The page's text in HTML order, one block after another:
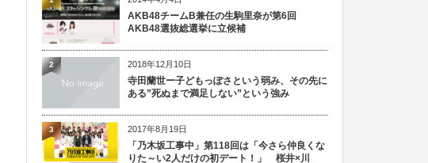
AKB48チームB兼任の生駒里奈が第6回
AKB48選抜総選挙に立候補
2018年12月10日
寺田蘭世ー子どもっぽさという弱み、その先に
ある”死ぬまで満足しない”という強み
2
2017年8月19日
「乃木坂工事中」第118回は「今さら仲良くな
りた～い2人だけの初デート！」 桜井×川
3